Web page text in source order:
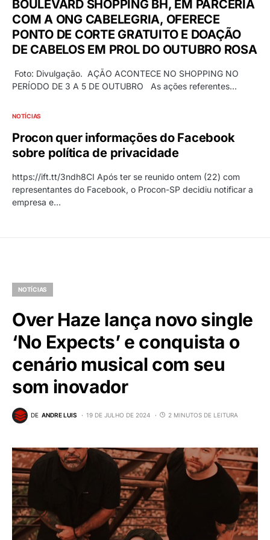
BOULEVARD SHOPPING BH, EM PARCERIA
COM A ONG CABELEGRIA, OFERECE
PONTO DE CORTE GRATUITO E DOAÇÃO
DE CABELOS EM PROL DO OUTUBRO ROSA
Foto: Divulgação. AÇÃO ACONTECE NO SHOPPING NO
PERÍODO DE 3 A 5 DE OUTUBRO As ações referentes…
NOTÍCIAS
Procon quer informações do Facebook
sobre política de privacidade
https://ift.tt/3ndh8CI Após ter se reunido ontem (22) com
representantes do Facebook, o Procon-SP decidiu notificar a
empresa e…
NOTÍCIAS
Over Haze lança novo single
‘No Expects’ e conquista o
cenário musical com seu
som inovador
DE ANDRE LUIS 19 DE JULHO DE 2024 2 MINUTOS DE LEITURA